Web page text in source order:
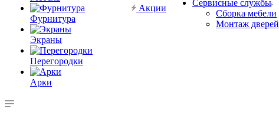
Фурнитура
Экраны
Перегородки
Арки
Акции
Сервисные службы
Сборка мебели
Монтаж дверей